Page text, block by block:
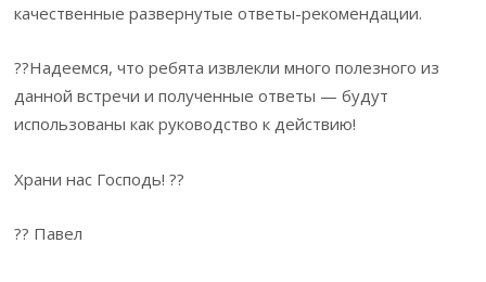
качественные развернутые ответы-рекомендации.
??Надеемся, что ребята извлекли много полезного из
данной встречи и полученные ответы — будут
использованы как руководство к действию!
Храни нас Господь! ??
?? Павел